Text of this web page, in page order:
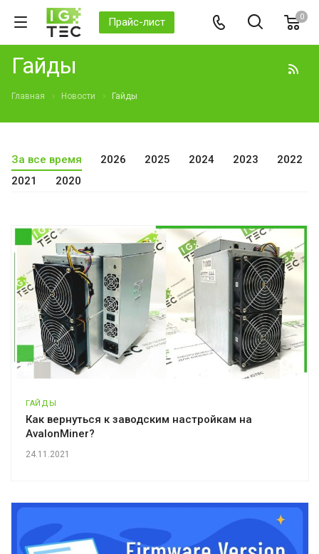
Прайс-лист 0
Гайды
Главная Новости Гайды
За все время 2026 2025 2024 2023
2022
2021
2020
ГАЙДЫ
Как вернуться к заводским настройкам на
AvalonMiner?
24.11.2021